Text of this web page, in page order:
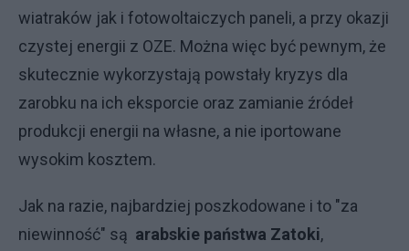
wiatraków jak i fotowoltaiczych paneli, a przy okazji
czystej energii z OZE. Można więc być pewnym, że
skutecznie wykorzystają powstały kryzys dla
zarobku na ich eksporcie oraz zamianie źródeł
produkcji energii na własne, a nie iportowane
wysokim kosztem.
Jak na razie, najbardziej poszkodowane i to "za
niewinność" są arabskie państwa Zatoki,